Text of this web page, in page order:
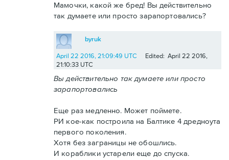
Мамочки, какой же бред! Вы действительно
так думаете или просто зарапортовались?
byruk
April 22 2016, 21:09:49 UTC
Edited: April 22 2016,
21:10:33 UTC
Вы действительно так думаете или просто
зарапортовались
Еще раз медленно. Может поймете.
РИ кое-как построила на Балтике 4 дредноута
первого поколения.
Хотя без заграницы не обошлись.
И кораблики устарели еще до спуска.